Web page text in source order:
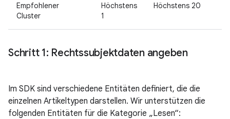
Empfohlener
Cluster
Höchstens
1
Höchstens 20
Schritt 1: Rechtssubjektdaten angeben
Im SDK sind verschiedene Entitäten definiert, die die
einzelnen Artikeltypen darstellen. Wir unterstützen die
folgenden Entitäten für die Kategorie „Lesen“: